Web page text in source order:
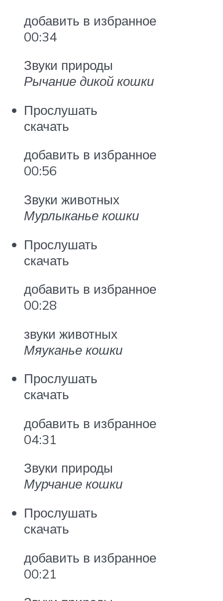
добавить в избранное
00:34
Звуки природы
Рычание дикой кошки
Прослушать
скачать
добавить в избранное
00:56
Звуки животных
Мурлыканье кошки
Прослушать
скачать
добавить в избранное
00:28
звуки животных
Мяуканье кошки
Прослушать
скачать
добавить в избранное
04:31
Звуки природы
Мурчание кошки
Прослушать
скачать
добавить в избранное
00:21